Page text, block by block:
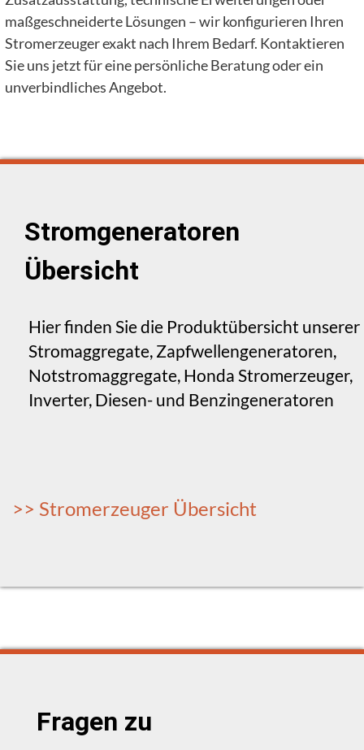
maßgeschneiderte Lösungen – wir konfigurieren Ihren
Stromerzeuger exakt nach Ihrem Bedarf. Kontaktieren
Sie uns jetzt für eine persönliche Beratung oder ein
unverbindliches Angebot.
Stromgeneratoren
Übersicht
Hier finden Sie die Produktübersicht unserer
Stromaggregate, Zapfwellengeneratoren,
Notstromaggregate, Honda Stromerzeuger,
Inverter, Diesen- und Benzingeneratoren
>> Stromerzeuger Übersicht
Fragen zu